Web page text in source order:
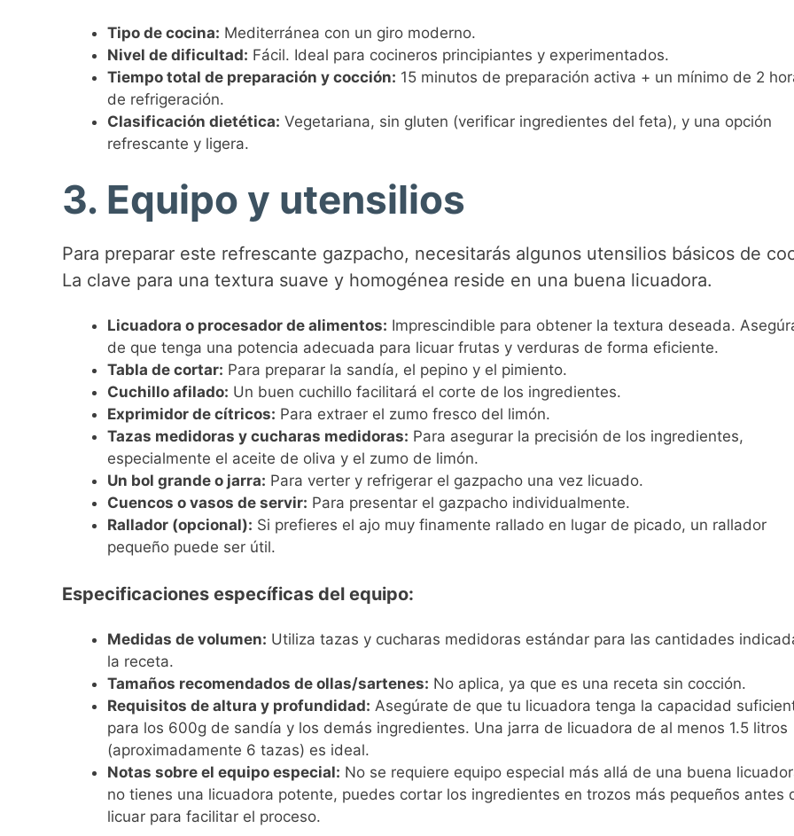
Tipo de cocina: Mediterránea con un giro moderno.
Nivel de dificultad: Fácil. Ideal para cocineros principiantes y experimentados.
Tiempo total de preparación y cocción: 15 minutos de preparación activa + un mínimo de 2
de refrigeración.
Clasificación dietética: Vegetariana, sin gluten (verificar ingredientes del feta), y una opción
refrescante y ligera.
3. Equipo y utensilios
Para preparar este refrescante gazpacho, necesitarás algunos utensilios básicos de
La clave para una textura suave y homogénea reside en una buena licuadora.
Licuadora o procesador de alimentos: Imprescindible para obtener la textura deseada.
de que tenga una potencia adecuada para licuar frutas y verduras de forma eficiente.
Tabla de cortar: Para preparar la sandía, el pepino y el pimiento.
Cuchillo afilado: Un buen cuchillo facilitará el corte de los ingredientes.
Exprimidor de cítricos: Para extraer el zumo fresco del limón.
Tazas medidoras y cucharas medidoras: Para asegurar la precisión de los ingredientes,
especialmente el aceite de oliva y el zumo de limón.
Un bol grande o jarra: Para verter y refrigerar el gazpacho una vez licuado.
Cuencos o vasos de servir: Para presentar el gazpacho individualmente.
Rallador (opcional): Si prefieres el ajo muy finamente rallado en lugar de picado, un rallador
pequeño puede ser útil.
Especificaciones específicas del equipo:
Medidas de volumen: Utiliza tazas y cucharas medidoras estándar para las cantidades
la receta.
Tamaños recomendados de ollas/sartenes: No aplica, ya que es una receta sin cocción.
Requisitos de altura y profundidad: Asegúrate de que tu licuadora tenga la capacidad
para los 600g de sandía y los demás ingredientes. Una jarra de licuadora de al menos 1.5 litros
(aproximadamente 6 tazas) es ideal.
Notas sobre el equipo especial: No se requiere equipo especial más allá de una buena
no tienes una licuadora potente, puedes cortar los ingredientes en trozos más pequeños antes
licuar para facilitar el proceso.